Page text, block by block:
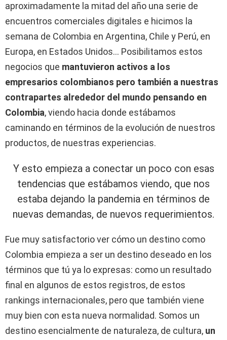
aproximadamente la mitad del año una serie de
encuentros comerciales digitales e hicimos la
semana de Colombia en Argentina, Chile y Perú, en
Europa, en Estados Unidos… Posibilitamos estos
negocios que mantuvieron activos a los
empresarios colombianos pero también a nuestras
contrapartes alrededor del mundo pensando en
Colombia, viendo hacia donde estábamos
caminando en términos de la evolución de nuestros
productos, de nuestras experiencias.
Y esto empieza a conectar un poco con esas
tendencias que estábamos viendo, que nos
estaba dejando la pandemia en términos de
nuevas demandas, de nuevos requerimientos.
Fue muy satisfactorio ver cómo un destino como
Colombia empieza a ser un destino deseado en los
términos que tú ya lo expresas: como un resultado
final en algunos de estos registros, de estos
rankings internacionales, pero que también viene
muy bien con esta nueva normalidad. Somos un
destino esencialmente de naturaleza, de cultura, un